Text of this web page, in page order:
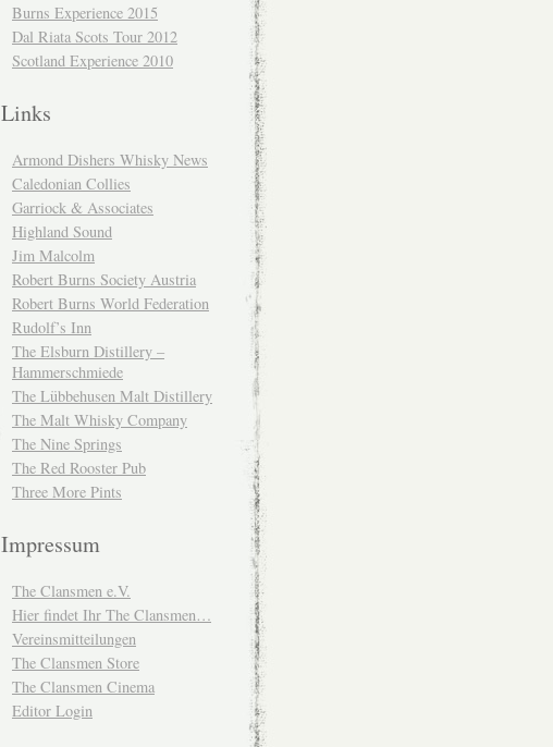
Burns Experience 2015
Dal Riata Scots Tour 2012
Scotland Experience 2010
Links
Armond Dishers Whisky News
Caledonian Collies
Garriock & Associates
Highland Sound
Jim Malcolm
Robert Burns Society Austria
Robert Burns World Federation
Rudolf’s Inn
The Elsburn Distillery –
Hammerschmiede
The Lübbehusen Malt Distillery
The Malt Whisky Company
The Nine Springs
The Red Rooster Pub
Three More Pints
Impressum
The Clansmen e.V.
Hier findet Ihr The Clansmen…
Vereinsmitteilungen
The Clansmen Store
The Clansmen Cinema
Editor Login